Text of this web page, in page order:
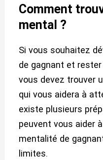
Comment
mental ?
Si vous souhaitez
de gagnant et
vous devez trouver
qui vous aidera à
existe plusieurs
peuvent vous aider
mentalité de
limites.